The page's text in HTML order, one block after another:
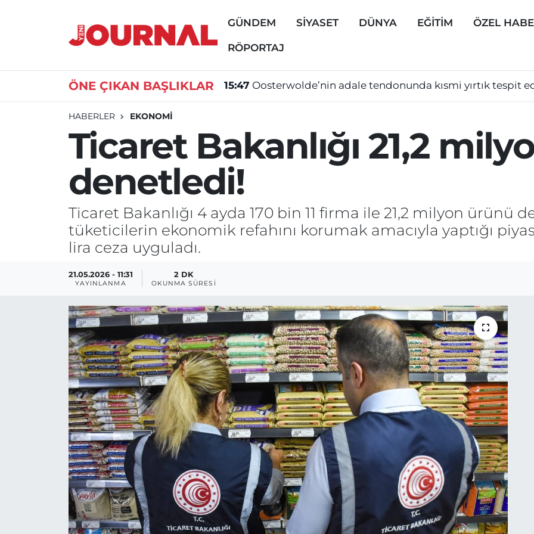
GÜNDEM SİYASET DÜNYA EĞİTİM ÖZEL
RÖPORTAJ
ÖNE ÇIKAN BAŞLIKLAR 15:47 Oosterwolde’nin adale tendonunda kısmi yırtık tespit
HABERLER EKONOMİ
Ticaret Bakanlığı 21,2
denetledi!
Ticaret Bakanlığı 4 ayda 170 bin 11 firma ile 21,2 milyon ürünü
tüketicilerin ekonomik refahını korumak amacıyla yaptığı
lira ceza uyguladı.
21.05.2026 - 11:31
YAYINLANMA
2 DK
OKUNMA SÜRESI
GÜNDEM
DÜNYA
ÖZEL HABER
Nöbetçi Eczaneler
Süper Lig Puan Durumu ve Fikstür
Tüm Manşetler
Son Dakika Haberleri
Haber Arşivi